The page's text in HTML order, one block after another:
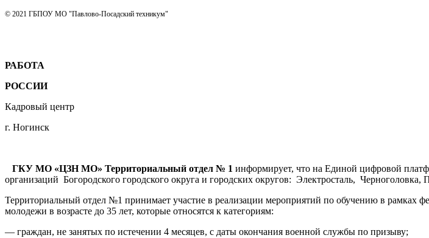
© 2021 ГБПОУ МО "Павлово-Посадский техникум"
РАБОТА
РОССИИ
Кадровый центр
г. Ногинск
ГКУ МО «ЦЗН МО» Территориальный отдел № 1 информирует, что на Единой цифровой
организаций Богородского городского округа и городских округов: Электросталь,
Территориальный отдел №1 принимает участие в реализации мероприятий по обучению в рамках
молодежи в возрасте до 35 лет, которые относятся к категориям:
— граждан, не занятых по истечении 4 месяцев, с даты окончания военной службы по призыву;